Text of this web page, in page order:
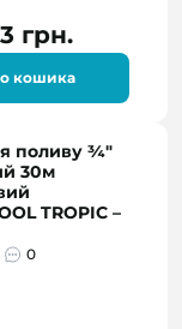
грн.
кошика
поливу ¾"
30м
TROPIC –
0